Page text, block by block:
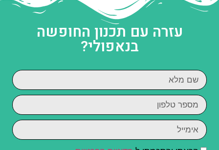
עזרה עם תכנון החופשה
בנאפולי?